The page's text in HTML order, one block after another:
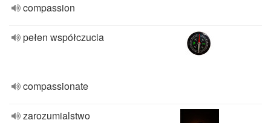
compassion
pełen współczucia
compassionate
zarozumialstwo